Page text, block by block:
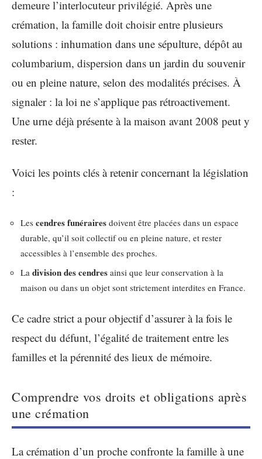
demeure l’interlocuteur privilégié. Après une
crémation, la famille doit choisir entre plusieurs
solutions : inhumation dans une sépulture, dépôt au
columbarium, dispersion dans un jardin du souvenir
ou en pleine nature, selon des modalités précises. À
signaler : la loi ne s’applique pas rétroactivement.
Une urne déjà présente à la maison avant 2008 peut y
rester.
Voici les points clés à retenir concernant la législation
:
Les cendres funéraires doivent être placées dans un espace
durable, qu’il soit collectif ou en pleine nature, et rester
accessibles à l’ensemble des proches.
La division des cendres ainsi que leur conservation à la
maison ou dans un objet sont strictement interdites en France.
Ce cadre strict a pour objectif d’assurer à la fois le
respect du défunt, l’égalité de traitement entre les
familles et la pérennité des lieux de mémoire.
Comprendre vos droits et obligations après
une crémation
La crémation d’un proche confronte la famille à une